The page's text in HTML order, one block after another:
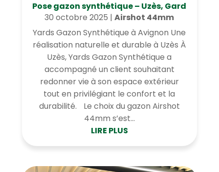
Pose gazon synthétique – Uzès, Gard
30 octobre 2025 |Airshot 44mm
Yards Gazon Synthétique à Avignon Une
réalisation naturelle et durable à Uzès À
Uzès, Yards Gazon Synthétique a
accompagné un client souhaitant
redonner vie à son espace extérieur
tout en privilégiant le confort et la
durabilité. Le choix du gazon Airshot
44mm s’est...
LIRE PLUS